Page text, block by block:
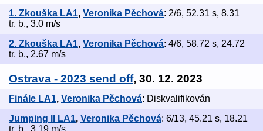
1. Zkouška LA1, Veronika Pěchová: 2/6, 52.31 s, 8.31
tr. b., 3.0 m/s
2. Zkouška LA1, Veronika Pěchová: 4/6, 58.72 s, 24.72
tr. b., 2.67 m/s
Ostrava - 2023 send off, 30. 12. 2023
Finále LA1, Veronika Pěchová: Diskvalifikován
Jumping II LA1, Veronika Pěchová: 6/13, 45.21 s, 18.21
tr. b., 3.19 m/s